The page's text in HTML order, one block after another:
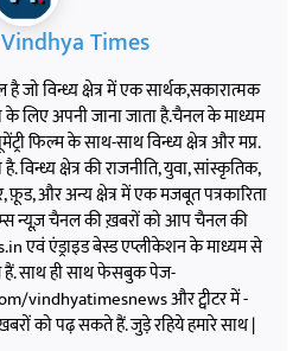
Vindhya Times
जो विन्ध्य क्षेत्र में एक सार्थक,सकारात्मक
के लिए अपनी जाना जाता है.चैनल के माध्यम
फिल्म के साथ-साथ विन्ध्य क्षेत्र और मप्र.
विन्ध्य क्षेत्र की राजनीति, युवा, सांस्कृतिक,
फ़ूड, और अन्य क्षेत्र में एक मजबूत पत्रकारिता
न्यूज़ चैनल की ख़बरों को आप चैनल की
एवं एंड्राइड बेस्ड एप्लीकेशन के माध्यम से
हैं. साथ ही साथ फेसबुक पेज-
vindhyatimesnews और ट्वीटर में -
को पढ़ सकते हैं. जुड़े रहिये हमारे साथ |